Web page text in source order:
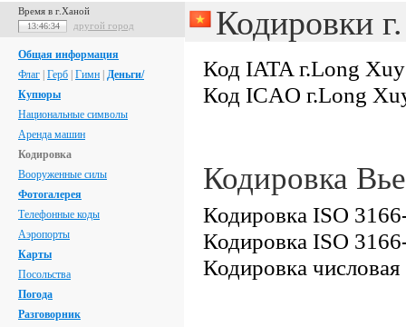
Время в г.Ханой
13:46:34 другой город
Общая информация
Флаг Герб Гимн Деньги/
Купюры
Национальные символы
Аренда машин
Кодировка
Вооруженные силы
Фотогалерея
Телефонные коды
Аэропорты
Карты
Посольства
Погода
Разговорник
Кодировки
Код IATA г.Long
Код ICAO г.Long
Кодировка
Кодировка ISO
Кодировка ISO
Кодировка